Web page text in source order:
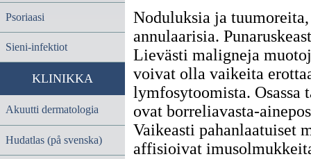
Psoriaasi
Sieni-infektiot
KLINIKKA
Akuutti dermatologia
Hudatlas (på svenska)
Noduluksia ja
annulaarisia.
Lievästi maligneja
voivat olla vaikeita
lymfosytoomista. Osassa
ovat borreliavasta-
Vaikeasti pahanlaatuiset
affisioivat